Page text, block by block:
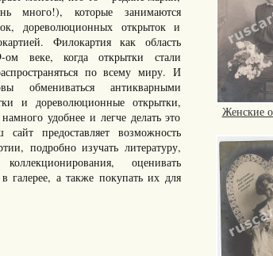
которые занимаются
дореволюционных открыток и
Филокартия как область
ом веке, когда открытки стали
по всему миру. И
обмениваться антикварными
и дореволюционные открытки,
удобнее и легче делать это
предоставляет возможность
подробно изучать литературу,
оценивать
галерее, а также покупать их для
Женские